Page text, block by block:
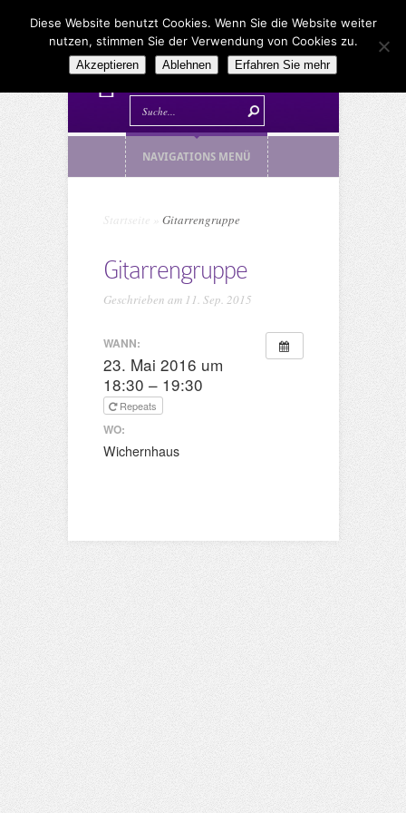
NAVIGATIONS MENÜ
Startseite Gitarrengruppe
Gitarrengruppe
Geschrieben am 11. Sep. 2015
WANN:
23. Mai 2016 um
18:30 – 19:30
Repeats
WO:
Wichernhaus
Diese Website benutzt Cookies. Wenn Sie die Website weiter
nutzen, stimmen Sie der Verwendung von Cookies zu.
Akzeptieren Ablehnen Erfahren Sie mehr